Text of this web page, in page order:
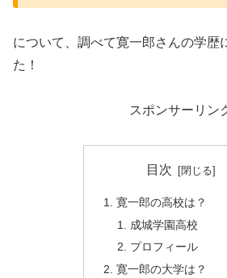
について、調べて寛一郎さんの学歴
た！
スポンサーリン
目次
寛一郎の高校は？
成城学園高校
プロフィール
寛一郎の大学は？